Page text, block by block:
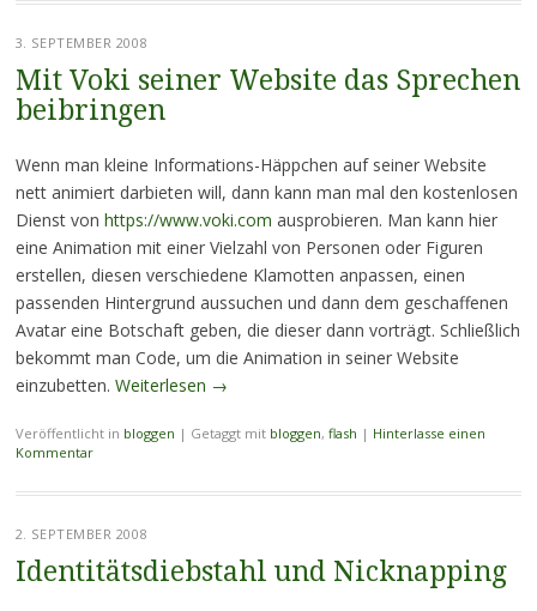
3. SEPTEMBER 2008
Mit Voki seiner Website das Sprechen
beibringen
Wenn man kleine Informations-Häppchen auf seiner Website
nett animiert darbieten will, dann kann man mal den kostenlosen
Dienst von https://www.voki.com ausprobieren. Man kann hier
eine Animation mit einer Vielzahl von Personen oder Figuren
erstellen, diesen verschiedene Klamotten anpassen, einen
passenden Hintergrund aussuchen und dann dem geschaffenen
Avatar eine Botschaft geben, die dieser dann vorträgt. Schließlich
bekommt man Code, um die Animation in seiner Website
einzubetten. Weiterlesen →
Veröffentlicht in bloggen | Getaggt mit bloggen, flash | Hinterlasse einen
Kommentar
2. SEPTEMBER 2008
Identitätsdiebstahl und Nicknapping